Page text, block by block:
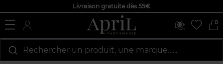
Livraison gratuite dès 55€
0
Rechercher un produit, une marque…...